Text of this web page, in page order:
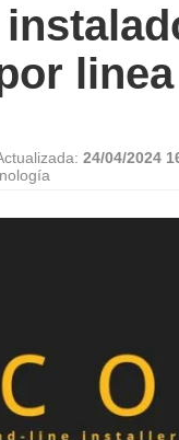
24/04/2024